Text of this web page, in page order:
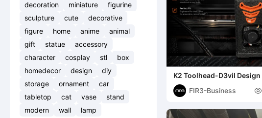
decoration
miniature
figurine
sculpture
cute
decorative
figure
home anime
animal
gift
statue
accessory
character
cosplay stl
box
homedecor
design
diy
storage
ornament
car
tabletop
cat vase
stand
modern
wall lamp
K2 Toolhead-D3vil Design
FIR3-Business
